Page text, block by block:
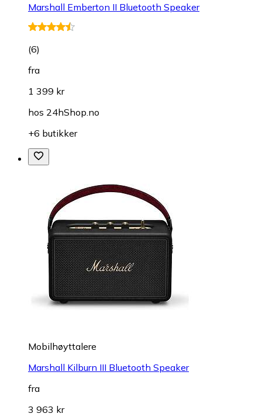
Marshall Emberton II Bluetooth Speaker
(6)
fra
1 399 kr
hos 24hShop.no
+6 butikker
Mobilhøyttalere
Marshall Kilburn III Bluetooth Speaker
fra
3 963 kr